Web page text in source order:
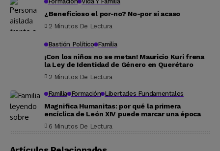
¿Beneficioso el por-no? No-por si acaso
2 Minutos De Lectura
Bastión Político Familia
¡Con los niños no se metan! Mauricio Kuri frena
la Ley de Identidad de Género en Querétaro
2 Minutos De Lectura
Familia Formación Libertades Fundamentales
Magnifica Humanitas: por qué la primera
encíclica de León XIV puede marcar una época
6 Minutos De Lectura